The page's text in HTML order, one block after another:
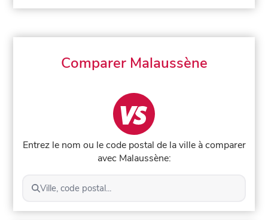
Comparer Malaussène
Entrez le nom ou le code postal de la ville à comparer
avec Malaussène:
Ville, code postal...